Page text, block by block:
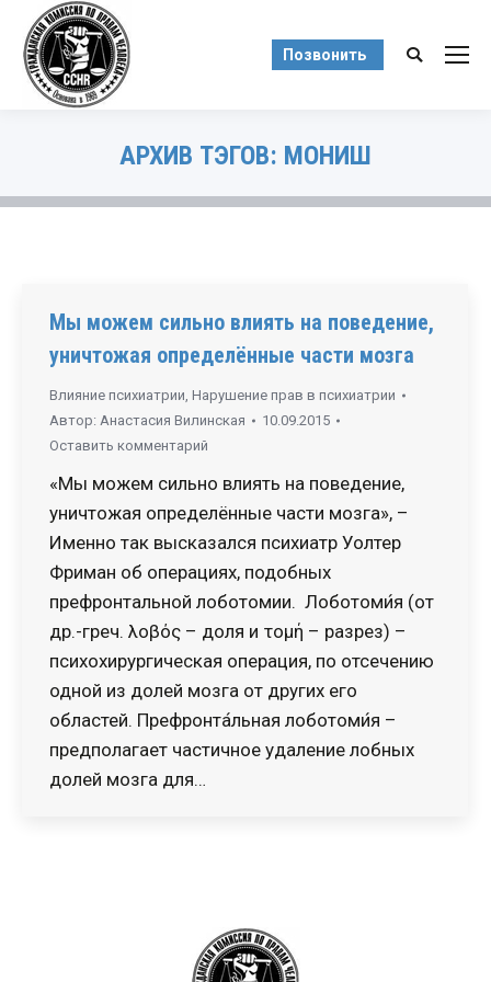
Позвонить Поиск:
АРХИВ ТЭГОВ: МОНИШ
Мы можем сильно влиять на поведение,
уничтожая определённые части мозга
Влияние психиатрии, Нарушение прав в психиатрии
Автор: Анастасия Вилинская
10.09.2015
Оставить комментарий
«Мы можем сильно влиять на поведение,
уничтожая определённые части мозга», –
Именно так высказался психиатр Уолтер
Фриман об операциях, подобных
префронтальной лоботомии. Лоботоми́я (от
др.-греч. λοβός – доля и τομή – разрез) –
психохирургическая операция, по отсечению
одной из долей мозга от других его
областей. Префронта́льная лоботоми́я –
предполагает частичное удаление лобных
долей мозга для…